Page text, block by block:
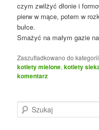
czym zwilżyć dłonie i
pierw w mące, potem w
bułce.
Smażyć na małym gazie
Zaszufladkowano do kategorii
kotlety mielone,kotlety
komentarz
z